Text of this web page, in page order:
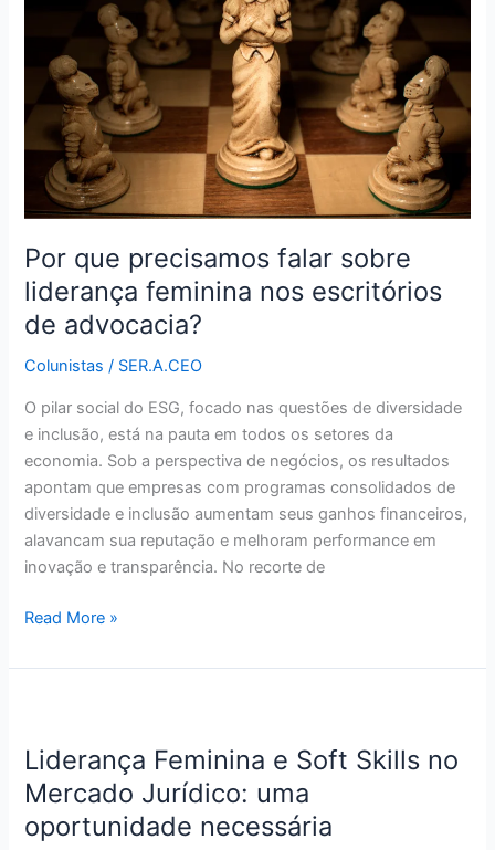
Por que precisamos falar sobre
liderança feminina nos escritórios
de advocacia?
Colunistas / SER.A.CEO
O pilar social do ESG, focado nas questões de diversidade
e inclusão, está na pauta em todos os setores da
economia. Sob a perspectiva de negócios, os resultados
apontam que empresas com programas consolidados de
diversidade e inclusão aumentam seus ganhos financeiros,
alavancam sua reputação e melhoram performance em
inovação e transparência. No recorte de
liderança
feminina
nos
escritórios
advocacia?
Read More »
Liderança Feminina e Soft Skills no
Mercado Jurídico: uma
oportunidade necessária
Soft
no